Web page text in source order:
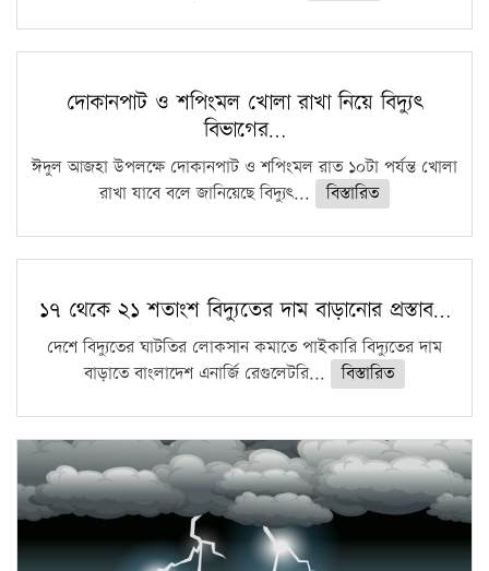
দোকানপাট ও শপিংমল খোলা রাখা নিয়ে বিদ্যুৎ
বিভাগের…
ঈদুল আজহা উপলক্ষে দোকানপাট ও শপিংমল রাত ১০টা পর্যন্ত খোলা
রাখা যাবে বলে জানিয়েছে বিদ্যুৎ...
বিস্তারিত
১৭ থেকে ২১ শতাংশ বিদ্যুতের দাম বাড়ানোর প্রস্তাব…
দেশে বিদ্যুতের ঘাটতির লোকসান কমাতে পাইকারি বিদ্যুতের দাম
বাড়াতে বাংলাদেশ এনার্জি রেগুলেটরি...
বিস্তারিত